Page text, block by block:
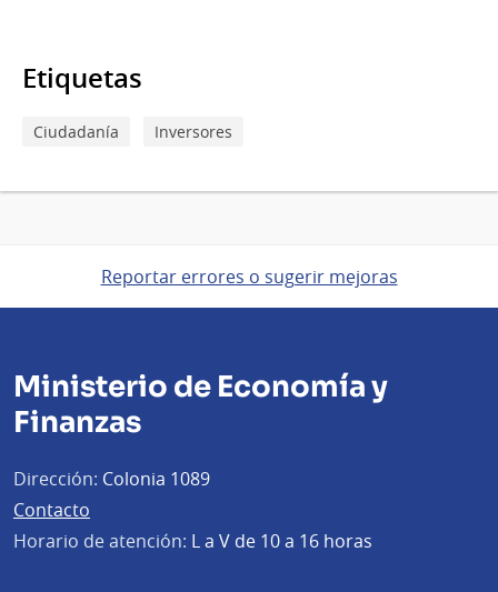
Etiquetas
Ciudadanía Inversores
Reportar errores o sugerir mejoras
Ministerio de Economía y
Finanzas
Dirección: Colonia 1089
Contacto
Horario de atención: L a V de 10 a 16 horas